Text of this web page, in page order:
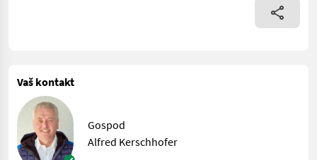
Vaš kontakt
Gospod
Alfred Kerschhofer